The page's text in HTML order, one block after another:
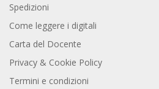
Spedizioni
Come leggere i digitali
Carta del Docente
Privacy & Cookie Policy
Termini e condizioni